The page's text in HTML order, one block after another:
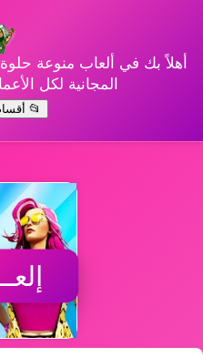
أهلاً بك في ألعاب منوعة
المجانية لكل
📂